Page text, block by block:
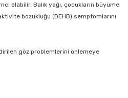
olabilir. Balık yağı, çocukların büyüme
bozukluğu (DEHB) semptomlarını
göz problemlerini önlemeye